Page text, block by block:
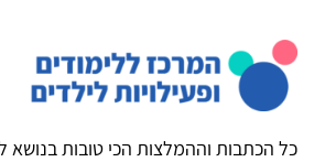
כל הכתבות וההמלצות הכי טובות בנושא